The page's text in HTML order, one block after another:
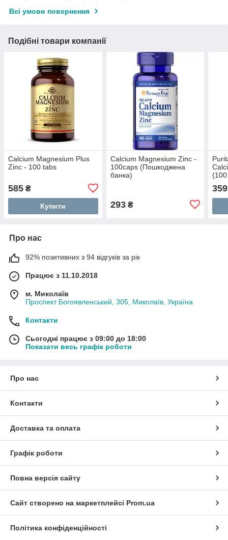
Всі умови повернення
Подібні товари компанії
Calcium Magnesium Plus
Zinc - 100 tabs
585 ₴
Купити
Calcium Magnesium Zinc -
100caps (Пошкоджена
банка)
293₴
359
Про нас
92% позитивних з 94 відгуків за рік
Працює з 11.10.2018
м. Миколаїв
Проспект Богоявленський, 305, Миколаїв, Україна
Контакти
Сьогодні працює з 09:00 до 18:00
Показати весь графік роботи
Про нас
Контакти
Доставка та оплата
Графік роботи
Повна версія сайту
Сайт створено на маркетплейсі Prom.ua
Політика конфіденційності